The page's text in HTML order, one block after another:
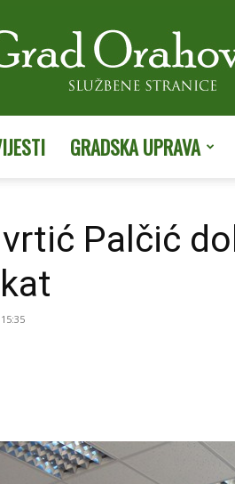
GRADSKA UPRAVA
Palčić